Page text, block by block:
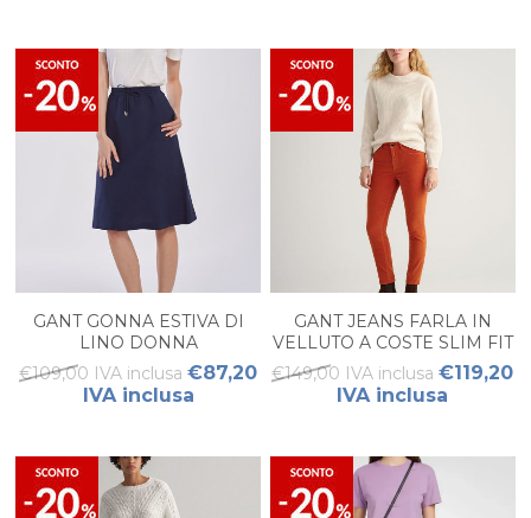
GANT GONNA ESTIVA DI
LINO DONNA
€109,00 IVA inclusa €87,20
IVA inclusa
GANT JEANS FARLA IN
VELLUTO A COSTE SLIM FIT
DONNA
€149,00 IVA inclusa €119,20
IVA inclusa